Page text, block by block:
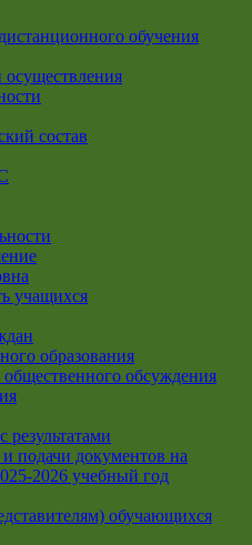
обучения
осуществления
состав
учащихся
образования
обсуждения
результатами
подачи документов на
2026 учебный год
обучающихся